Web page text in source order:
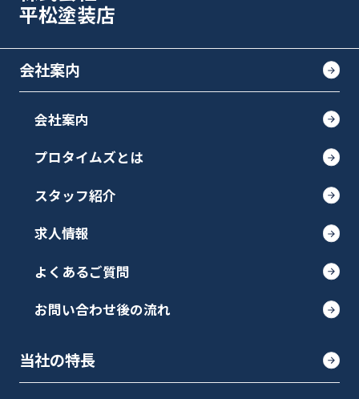
平松塗装店
会社案内
会社案内
プロタイムズとは
スタッフ紹介
求人情報
よくあるご質問
お問い合わせ後の流れ
当社の特長